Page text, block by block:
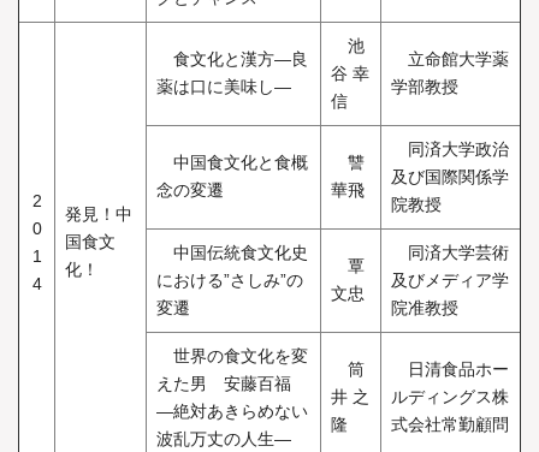
2
0
1
4
発見！中
国食文
化！
食文化と漢方―良
薬は口に美味し―
池
谷 幸
信
立命館大学薬
学部教授
中国食文化と食概
念の変遷
讐
華飛
同済大学政治
及び国際関係学
院教授
中国伝統食文化史
における”さしみ”の
変遷
覃
文忠
同済大学芸術
及びメディア学
院准教授
世界の食文化を変
えた男 安藤百福
―絶対あきらめない
波乱万丈の人生―
筒
井 之
隆
日清食品ホー
ルディングス株
式会社常勤顧問